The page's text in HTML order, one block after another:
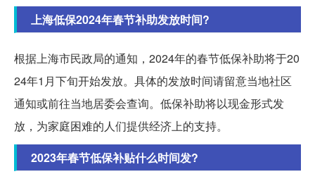
上海低保2024年春节补助发放时间?
根据上海市民政局的通知，2024年的春节低保补助将于20
24年1月下旬开始发放。具体的发放时间请留意当地社区
通知或前往当地居委会查询。低保补助将以现金形式发
放，为家庭困难的人们提供经济上的支持。
2023年春节低保补贴什么时间发?